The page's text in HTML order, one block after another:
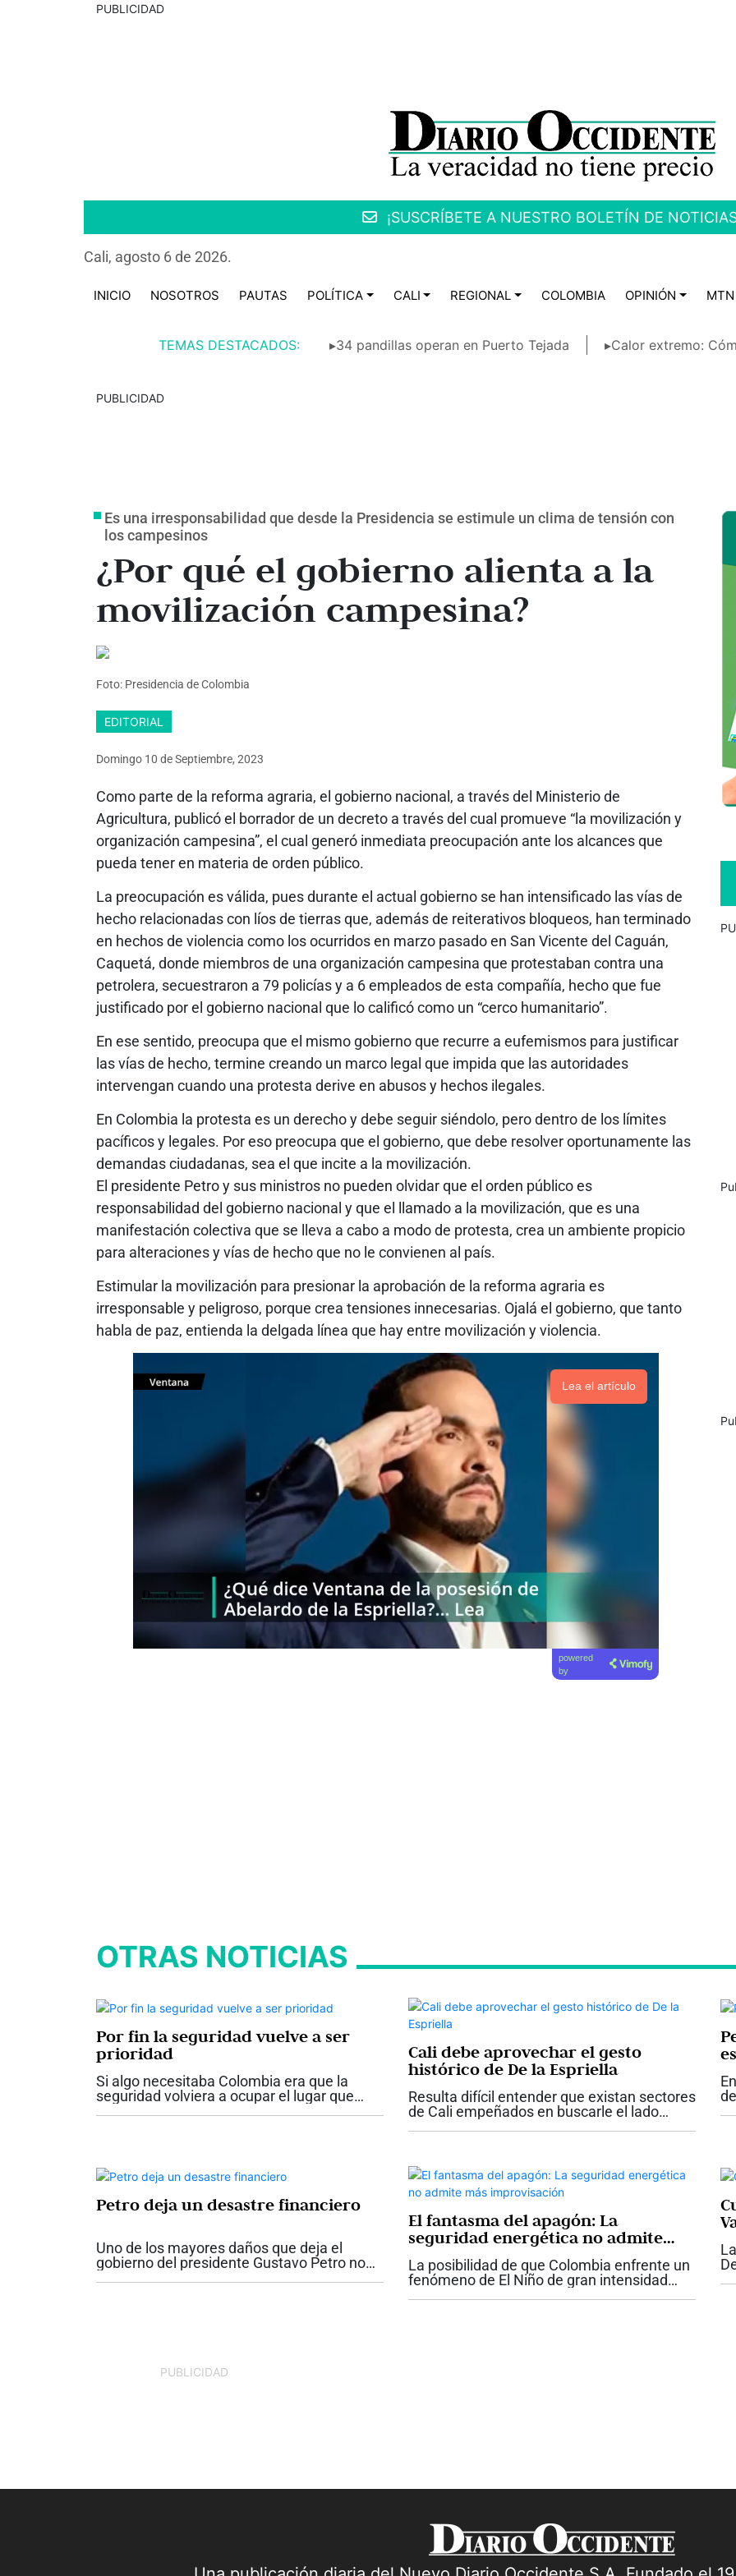
PUBLICIDAD
¡SUSCRÍBETE A NUESTRO BOLETÍN DE
Cali, agosto 6 de 2026.
INICIO NOSOTROS PAUTAS POLÍTICA CALI REGIONAL COLOMBIA OPINIÓN MTN
TEMAS DESTACADOS: ▸34 pandillas operan en Puerto Tejada ▸Calor extremo:
PUBLICIDAD
Es una irresponsabilidad que desde la Presidencia se estimule un clima de tensión con
los campesinos
¿Por qué el gobierno alienta a la
movilización campesina?
Foto: Presidencia de Colombia
EDITORIAL
Domingo 10 deSeptiembre, 2023
Como parte de la reforma agraria, el gobierno nacional, a través del Ministerio de
Agricultura, publicó el borrador de un decreto a través del cual promueve “la movilización y
organización campesina”, el cual generó inmediata preocupación ante los alcances que
pueda tener en materia de orden público.
La preocupación es válida, pues durante el actual gobierno se han intensificado las vías de
hecho relacionadas con líos de tierras que, además de reiterativos bloqueos, han terminado
en hechos de violencia como los ocurridos en marzo pasado en San Vicente del Caguán,
Caquetá, donde miembros de una organización campesina que protestaban contra una
petrolera, secuestraron a 79 policías y a 6 empleados de esta compañía, hecho que fue
justificado por el gobierno nacional que lo calificó como un “cerco humanitario”.
En ese sentido, preocupa que el mismo gobierno que recurre a eufemismos para justificar
las vías de hecho, termine creando un marco legal que impida que las autoridades
intervengan cuando una protesta derive en abusos y hechos ilegales.
En Colombia la protesta es un derecho y debe seguir siéndolo, pero dentro de los límites
pacíficos y legales. Por eso preocupa que el gobierno, que debe resolver oportunamente las
demandas ciudadanas, sea el que incite a la movilización.
El presidente Petro y sus ministros no pueden olvidar que el orden público es
responsabilidad del gobierno nacional y que el llamado a la movilización, que es una
manifestación colectiva que se lleva a cabo a modo de protesta, crea un ambiente propicio
para alteraciones y vías de hecho que no le convienen al país.
Estimular la movilización para presionar la aprobación de la reforma agraria es
irresponsable y peligroso, porque crea tensiones innecesarias. Ojalá el gobierno, que tanto
habla de paz, entienda la delgada línea que hay entre movilización y violencia.
Lea el artículo
powered
by
OTRAS NOTICIAS
Por fin la seguridad vuelve a ser
prioridad
Si algo necesitaba Colombia era que la
seguridad volviera a ocupar el lugar que
Cali debe aprovechar el gesto
histórico de De la Espriella
Resulta difícil entender que existan sectores
de Cali empeñados en buscarle el lado
negativo a uno de los hechos más
el...
Petro deja un desastre financiero
Uno de los mayores daños que deja el
gobierno del presidente Gustavo Petro no
El fantasma del apagón: La
seguridad energética no admite
más improvisación
La posibilidad de que Colombia enfrente un
fenómeno de El Niño de gran intensidad
vuelve a poner sobre la mesa una discusión
PUBLICIDAD